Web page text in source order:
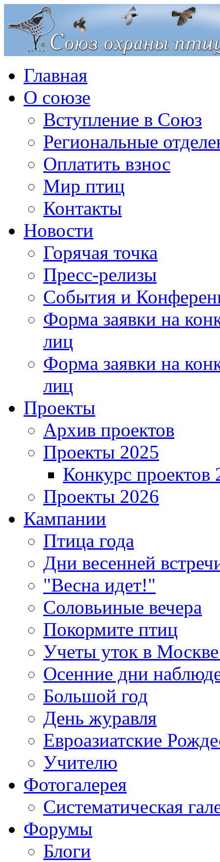
Главная
О союзе
Вступление в Союз
Региональные
Оплатить взнос
Мир птиц
Контакты
Новости
Горячая точка
Пресс-релизы
События и
Форма заявки на
лиц
Форма заявки на
лиц
Проекты
Архив проектов
Проекты 2025
Конкурс проектов
Проекты 2026
Кампании
Птица года
Дни весенней
"Весна идет!"
Соловьиные вечера
Покормите птиц
Учеты уток в
Осенние дни
Большой год
День журавля
Евроазиатские
Учителю
Фотогалерея
Систематическая
Форумы
Блоги